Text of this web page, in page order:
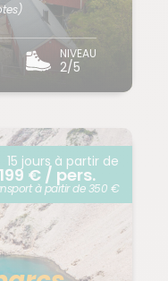
NIVEAU
2/5
15 jours à partir de
€ / pers.
à partir de 350 €